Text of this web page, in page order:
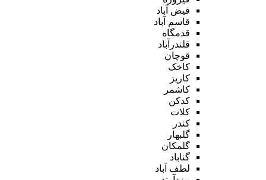
فیض آباد
قاسم آباد
قدمگاه
قلندرآباد
قوچان
کاخک
کاریز
کاشمر
کدکن
کلات
کندر
گلبهار
گلمکان
گناباد
لطف آباد